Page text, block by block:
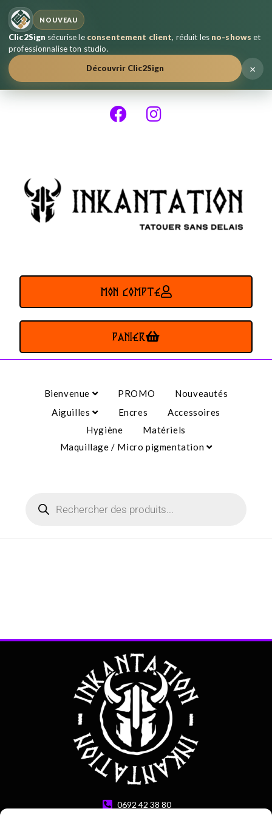
NOUVEAU
Clic2Sign sécurise le consentement client, réduit les no-shows et
professionnalise ton studio.
Découvrir Clic2Sign
×
MON COMPTE
PANIER
Bienvenue PROMO
Nouveautés
Aiguilles
Encres
Accessoires
Hygiène
Matériels
Maquillage / Micro pigmentation
0692 42 38 80